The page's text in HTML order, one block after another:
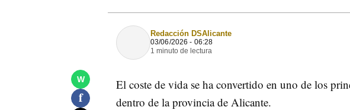
W
f
Redacción DSAlicante
03/06/2026 - 06:28
1 minuto de lectura
El coste de vida se ha convertido en uno de los
dentro de la provincia de Alicante.